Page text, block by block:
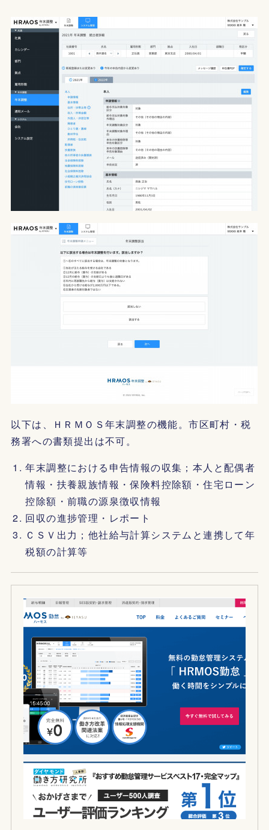
以下は、ＨＲＭＯＳ年末調整の機能。市区町村・税
務署への書類提出は不可。
年末調整における申告情報の収集；本人と配偶者
情報・扶養親族情報・保険料控除額・住宅ローン
控除額・前職の源泉徴収情報
回収の進捗管理・レポート
ＣＳＶ出力；他社給与計算システムと連携して年
税額の計算等